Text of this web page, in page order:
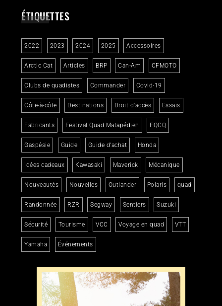
ÉTIQUETTES
2022 2023 2024 2025 Accessoires
Arctic Cat Articles BRP Can-Am CFMOTO
Clubs de quadistes Commander Covid-19
Côte-à-côte Destinations Droit d'accès Essais
Fabricants Festival Quad Matapédien FQCQ
Gaspésie Guide Guide d'achat Honda
idées cadeaux Kawasaki Maverick Mécanique
Nouveautés Nouvelles Outlander Polaris quad
Randonnée RZR Segway Sentiers Suzuki
Sécurité Tourisme VCC Voyage en quad VTT
Yamaha Événements